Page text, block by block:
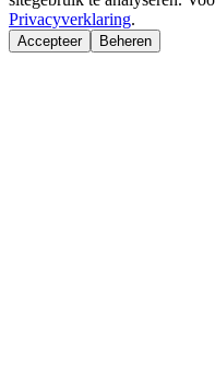
Privacyverklaring.
Accepteer Beheren